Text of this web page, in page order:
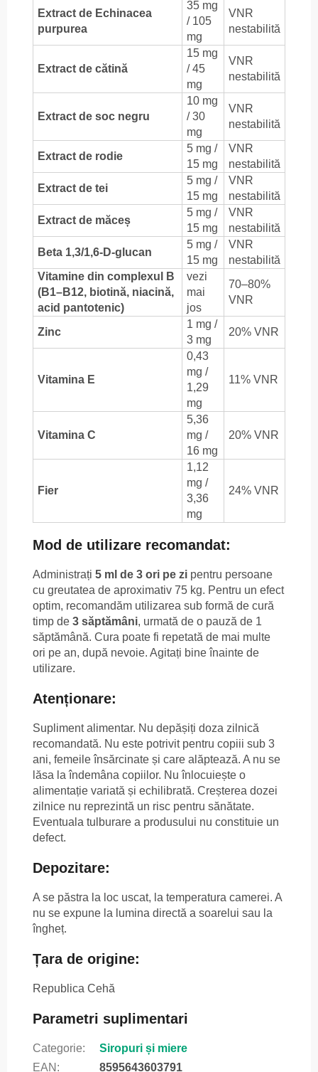
Extract de Echinacea
purpurea
35 mg
/ 105
mg
VNR
nestabilită
Extract de cătină
15 mg
/ 45
mg
VNR
nestabilită
Extract de soc negru
10 mg
/ 30
mg
VNR
nestabilită
Extract de rodie
5 mg /
15 mg
VNR
nestabilită
Extract de tei
5 mg /
15 mg
VNR
nestabilită
Extract de măceș
5 mg /
15 mg
VNR
nestabilită
Beta 1,3/1,6-D-glucan
5 mg /
15 mg
VNR
nestabilită
Vitamine din complexul B
(B1–B12, biotină, niacină,
acid pantotenic)
vezi
mai
jos
70–80%
VNR
Zinc
1 mg /
3 mg
20% VNR
Vitamina E
0,43
mg /
1,29
mg
11% VNR
Vitamina C
5,36
mg /
16 mg
20% VNR
Fier
1,12
mg /
3,36
mg
24% VNR
Mod de utilizare recomandat:
Administrați 5 ml de 3 ori pe zi pentru persoane
cu greutatea de aproximativ 75 kg. Pentru un efect
optim, recomandăm utilizarea sub formă de cură
timp de 3 săptămâni, urmată de o pauză de 1
săptămână. Cura poate fi repetată de mai multe
ori pe an, după nevoie. Agitați bine înainte de
utilizare.
Atenționare:
Supliment alimentar. Nu depășiți doza zilnică
recomandată. Nu este potrivit pentru copiii sub 3
ani, femeile însărcinate și care alăptează. A nu se
lăsa la îndemâna copiilor. Nu înlocuiește o
alimentație variată și echilibrată. Creșterea dozei
zilnice nu reprezintă un risc pentru sănătate.
Eventuala tulburare a produsului nu constituie un
defect.
Depozitare:
A se păstra la loc uscat, la temperatura camerei. A
nu se expune la lumina directă a soarelui sau la
îngheț.
Țara de origine:
Republica Cehă
Parametri suplimentari
Categorie:
Siropuri și miere
EAN : 8595643603791